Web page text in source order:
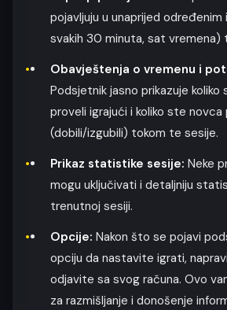
pojavljuju u unaprijed određenim
svakih 30 minuta, sat vremena)
Obavještenja o vremenu i
Podsjetnik jasno prikazuje koliko
proveli igrajući i koliko ste novca
(dobili/izgubili) tokom te sesije.
Prikaz statistike sesije: Neke
mogu uključivati i detaljniju
trenutnoj sesiji.
Opcije: Nakon što se pojavi
opciju da nastavite igrati,
odjavite sa svog računa. Ovo
za razmišljanje i donošenje